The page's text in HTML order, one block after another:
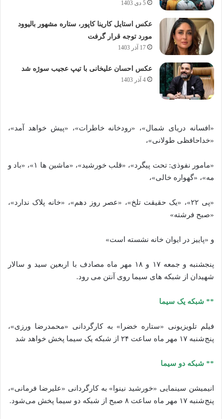
5 دی 1403
عکس استایل کارینا کاپور، ستاره مشهور بالیوود
مورد توجه قرار گرفت
17 آذر 1403
عکس احسان علیخانی با تیپ عجیب سوژه شد
4 آذر 1403
«افسانه دریای شمال»، «رودخانه خاطرات»، «پیش خواهد آمد»،
«خداحافظی طولانی»،
«مامور نفوذی: تحت پیگرد»، «قلب خورشید»، «ماشین ‌ها ۱»، «باد و
مه»، «گهواره خالی»،
«پی ۲۲»، «یک حقیقت تلخ»، «عصر روز دهم»، «خانه پلاک ندارد»،
«صبح فرشته»
و «پاییز در ایوان خانه نشسته است»
پنجشنبه و جمعه ۱۷ و ۱۸ مهر ماه مصادف با اربعین سید و سالار
شهیدان از شبکه ‌های سیما روی آنتن می ‌رود.
** شبکه یک سیما
فیلم تلویزیونی «ستاره خضرا» به کارگردانی «محمدرضا ورزی»،
پنج‌شنبه ۱۷ مهر ماه ساعت ۲۴ از شبکه یک سیما پخش خواهد شد
** شبکه دو سیما
انیمیشن سینمایی «خورشید نینوا» به کارگردانی «علیرضا فرمانی»،
پنج‌شنبه ۱۷ مهر ماه ساعت ۸ صبح از شبکه دو سیما پخش می‌شود.